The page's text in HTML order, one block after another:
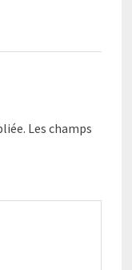
Les champs